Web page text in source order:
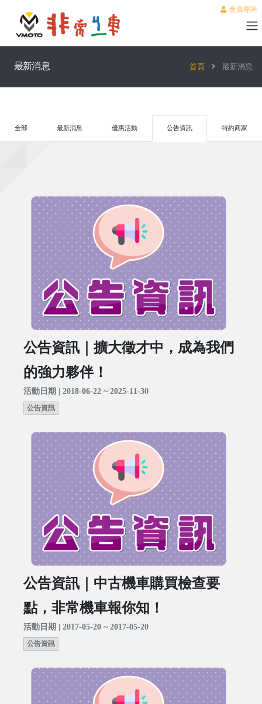
會員專區
最新消息 首頁 最新消息
全部 最新消息 優惠活動 公告資訊 特約商家
公告資訊｜擴大徵才中，成為我們
的強力夥伴！
活動日期 | 2018-06-22 ~ 2025-11-30
公告資訊
公告資訊｜中古機車購買檢查要
點，非常機車報你知！
活動日期 | 2017-05-20 ~ 2017-05-20
公告資訊